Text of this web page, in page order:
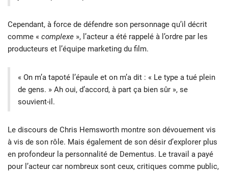
Cependant, à force de défendre son personnage qu’il décrit
comme « complexe », l’acteur a été rappelé à l’ordre par les
producteurs et l’équipe marketing du film.
« On m’a tapoté l’épaule et on m’a dit : « Le type a tué plein
de gens. » Ah oui, d’accord, à part ça bien sûr », se
souvient-il.
Le discours de Chris Hemsworth montre son dévouement vis
à vis de son rôle. Mais également de son désir d’explorer plus
en profondeur la personnalité de Dementus. Le travail a payé
pour l’acteur car nombreux sont ceux, critiques comme public,